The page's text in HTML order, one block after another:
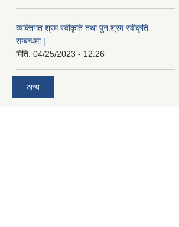
व्यक्तिगत श्रम स्वीकृति तथा पुन:श्रम स्वीकृति
सम्बन्धमा |
मिति: 04/25/2023 - 12:26
अन्य